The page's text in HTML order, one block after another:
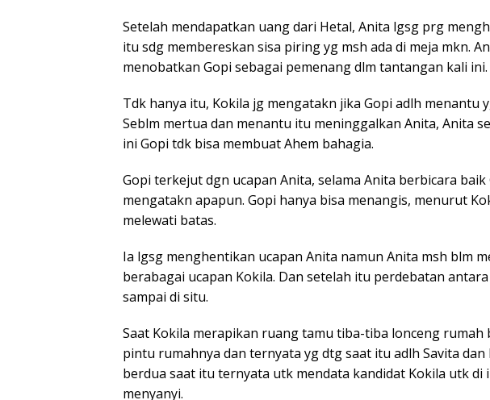
Setelah mendapatkan uang dari Hetal, Anita lgsg prg
itu sdg membereskan sisa piring yg msh ada di meja mkn.
menobatkan Gopi sebagai pemenang dlm tantangan kali ini.
Tdk hanya itu, Kokila jg mengatakn jika Gopi adlh menantu
Seblm mertua dan menantu itu meninggalkan Anita, Anita
ini Gopi tdk bisa membuat Ahem bahagia.
Gopi terkejut dgn ucapan Anita, selama Anita berbicara
mengatakn apapun. Gopi hanya bisa menangis, menurut
melewati batas.
Ia lgsg menghentikan ucapan Anita namun Anita msh blm
berabagai ucapan Kokila. Dan setelah itu perdebatan
sampai di situ.
Saat Kokila merapikan ruang tamu tiba-tiba lonceng rumah
pintu rumahnya dan ternyata yg dtg saat itu adlh Savita dan
berdua saat itu ternyata utk mendata kandidat Kokila utk di
menyanyi.